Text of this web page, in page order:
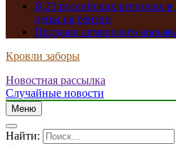
В 23 российских регионах
цены на бензин
Продажи армянского
Кровли заборы
Новостная рассылка
Случайные новости
Меню
Найти: